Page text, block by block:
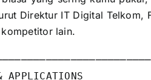
Direktur IT Digital Telkom,
lain.
APPLICATIONS